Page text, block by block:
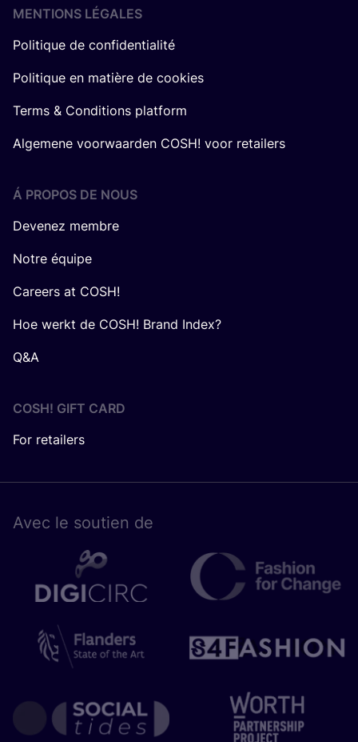
MENTIONS LÉGALES
Politique de confidentialité
Politique en matière de cookies
Terms & Conditions platform
Algemene voorwaarden COSH! voor retailers
Á PROPOS DE NOUS
Devenez membre
Notre équipe
Careers at COSH!
Hoe werkt de COSH! Brand Index?
Q&A
COSH! GIFT CARD
For retailers
Avec le sou­tien de